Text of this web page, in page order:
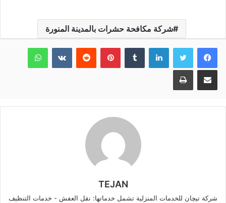
شركة مكافحة حشرات بالمدينة المنورة
لينكدإن بينتيريست واتساب
مشاركة عبر البريد طباعة
TEJAN
شركة تيچان للخدمات المنزلية تشمل خدماتها: نقل العفش - خدمات التنظيف